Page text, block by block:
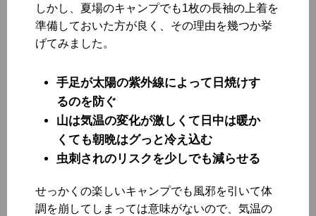
しかし、夏場のキャンプでも1枚の長袖の上着を
準備しておいた方が良く、その理由を幾つか挙
げてみました。
手足が太陽の紫外線によって日焼けす
るのを防ぐ
山は気温の変化が激しくて日中は暖か
くても朝晩はグっと冷え込む
虫刺されのリスクを少しでも減らせる
せっかくの楽しいキャンプでも風邪を引いて体
調を崩してしまっては意味がないので、気温の